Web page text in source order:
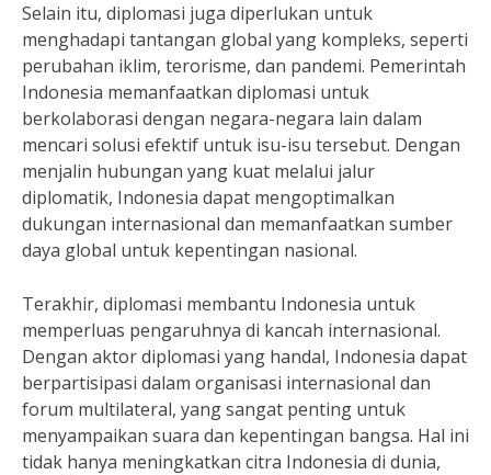
Selain itu, diplomasi juga diperlukan untuk
menghadapi tantangan global yang kompleks, seperti
perubahan iklim, terorisme, dan pandemi. Pemerintah
Indonesia memanfaatkan diplomasi untuk
berkolaborasi dengan negara-negara lain dalam
mencari solusi efektif untuk isu-isu tersebut. Dengan
menjalin hubungan yang kuat melalui jalur
diplomatik, Indonesia dapat mengoptimalkan
dukungan internasional dan memanfaatkan sumber
daya global untuk kepentingan nasional.
Terakhir, diplomasi membantu Indonesia untuk
memperluas pengaruhnya di kancah internasional.
Dengan aktor diplomasi yang handal, Indonesia dapat
berpartisipasi dalam organisasi internasional dan
forum multilateral, yang sangat penting untuk
menyampaikan suara dan kepentingan bangsa. Hal ini
tidak hanya meningkatkan citra Indonesia di dunia,